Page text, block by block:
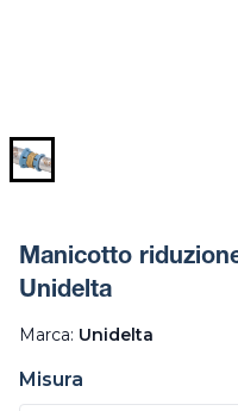
Manicotto
Unidelta
Marca: Unidelta
Misura